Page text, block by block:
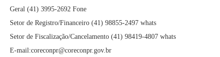
Geral (41) 3995-2692 Fone
Setor de Registro/Financeiro (41) 98855-2497 whats
Setor de Fiscalização/Cancelamento (41) 98419-4807 whats
E-mail:coreconpr@coreconpr.gov.br